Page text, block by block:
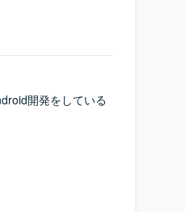
開発をしている